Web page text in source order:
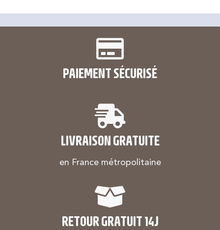
PAIEMENT SÉCURISÉ
LIVRAISON GRATUITE
en France métropolitaine
RETOUR GRATUIT 14J